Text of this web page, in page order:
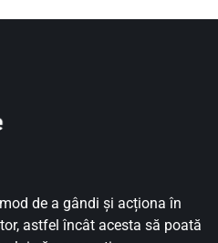
de a gândi și acționa în
astfel încât acesta să poată